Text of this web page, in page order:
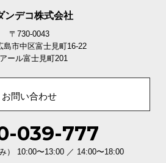
紛失など予期せぬトラブルに
入3ヶ月以内に不具合が発生し
換させて頂きます。
ンデコ株式会社
〒730-0043
島市中区富士見町16-22
ール富士見町201
お問い合わせ
039-777
） 10:00〜13:00 ／ 14:00〜18:00